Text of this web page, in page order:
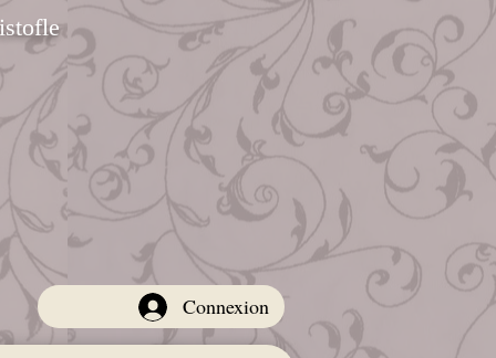
Connexion